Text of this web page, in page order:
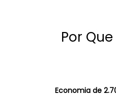
Por
Economia de